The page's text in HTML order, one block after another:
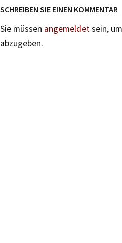
SCHREIBEN SIE EINEN KOMMENTAR
Sie müssen angemeldetsein,
abzugeben.